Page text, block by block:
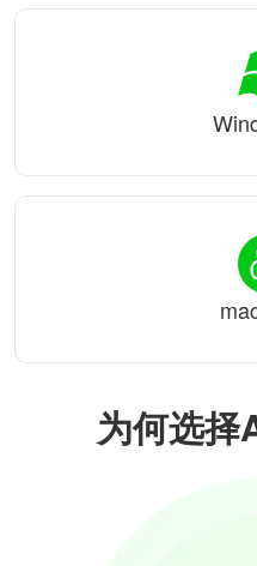
为何选择